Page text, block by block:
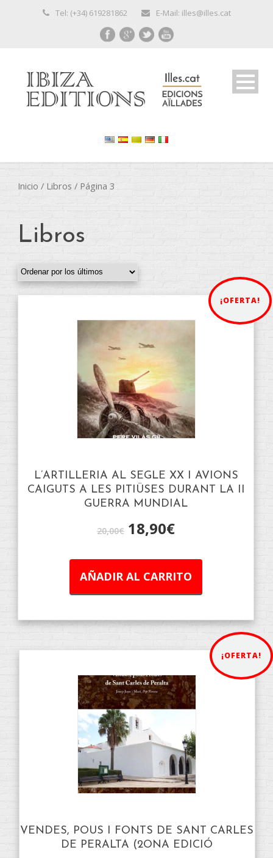
Tel: (+34) 619281862 E-Mail: illes@illes.cat
Inicio / Libros / Página 3
Libros
¡OFERTA!
L’ARTILLERIA AL SEGLE XX I AVIONS
CAIGUTS A LES PITIÜSES DURANT LA II
GUERRA MUNDIAL
20,00€ 18,90€
AÑADIR AL CARRITO
¡OFERTA!
VENDES, POUS I FONTS DE SANT CARLES
DE PERALTA (2ONA EDICIÓ